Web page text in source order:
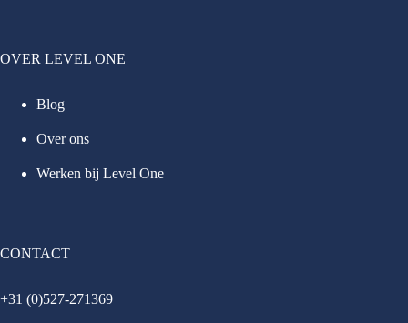
OVER LEVEL ONE
Blog
Over ons
Werken bij Level One
CONTACT
+31 (0)527-271369